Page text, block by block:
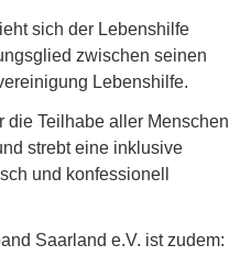
sich der Lebenshilfe
zwischen seinen
Lebenshilfe.
die Teilhabe aller Menschen
strebt eine inklusive
und konfessionell
Saarland e.V. ist zudem: